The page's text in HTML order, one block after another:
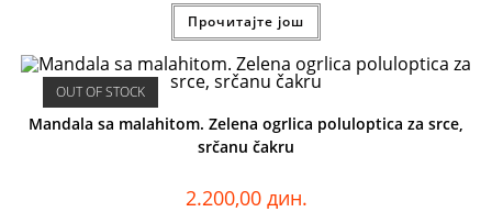
Прочитајте још
OUT OF STOCK
Mandala sa malahitom. Zelena ogrlica poluloptica za srce,
srčanu čakru
2.200,00 дин.